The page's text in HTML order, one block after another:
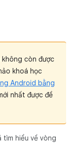
không còn được
khoá học
Android bằng
nhất được đề
hiểu về vòng